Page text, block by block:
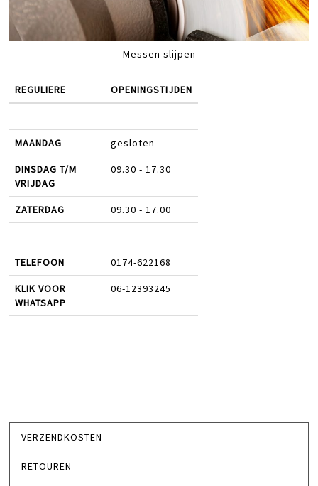
Messen slijpen
REGULIERE OPENINGSTIJDEN
MAANDAG gesloten
DINSDAG T/M
VRIJDAG
09.30 - 17.30
ZATERDAG 09.30 - 17.00
TELEFOON 0174-622168
KLIK VOOR
WHATSAPP
06-12393245
VERZENDKOSTEN
RETOUREN